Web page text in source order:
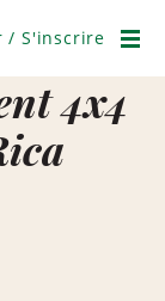
/ S'inscrire
4x4